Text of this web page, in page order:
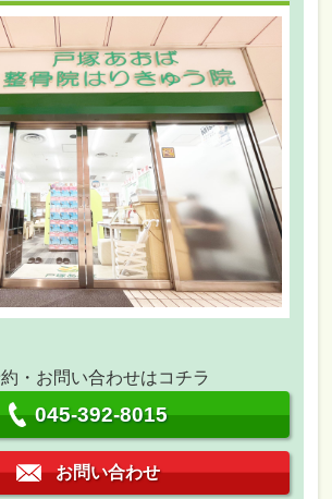
・お問い合わせはコチラ
045-392-8015
お問い合わせ